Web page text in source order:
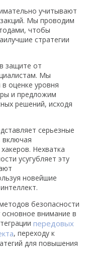
учитывают
Мы проводим
чтобы
стратегии
защите от
Мы
оценке уровня
и предложим
решений, исходя
серьезные
включая
Нехватка
усугубляет эту
новейшие
безопасности
основное внимание в
передовых
, переходу к
для повышения